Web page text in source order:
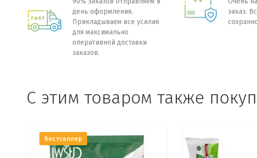
день оформления.
Прикладываем все усилия
для максимально
оперативной доставки
заказов.
заказ.
C этим товаром также
бестселлер